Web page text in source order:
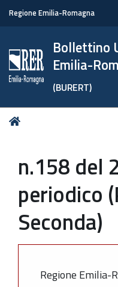
Regione Emilia-Romagna
Bollettino
Emilia-
(BURERT)
Tu
n.158 del
periodico
Seconda)
Regione Emilia-